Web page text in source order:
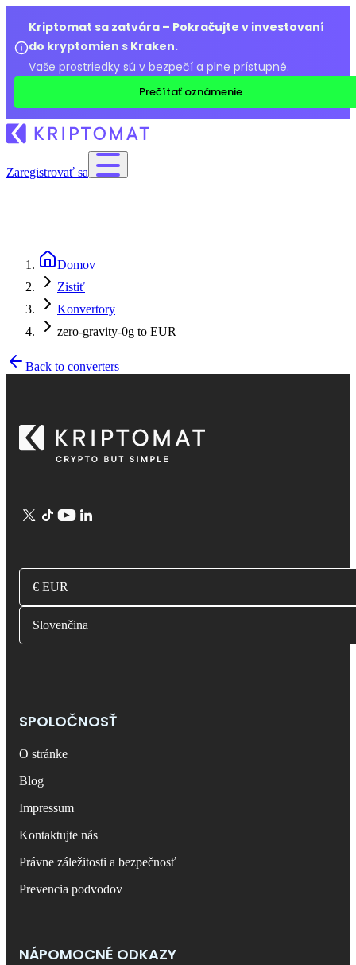
Kriptomat sa zatvára – Pokračujte v investovaní
do kryptomien s Kraken.
Vaše prostriedky sú v bezpečí a plne prístupné.
Prečítať oznámenie
Zaregistrovať sa
Domov
Zistiť
Konvertory
zero-gravity-0g to EUR
Back to converters
€ EUR
Slovenčina
SPOLOČNOSŤ
O stránke
Blog
Impressum
Kontaktujte nás
Právne záležitosti a bezpečnosť
Prevencia podvodov
NÁPOMOCNÉ ODKAZY